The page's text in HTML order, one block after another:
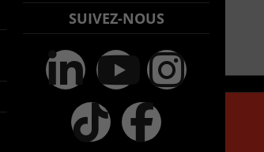
SUIVEZ-NOUS